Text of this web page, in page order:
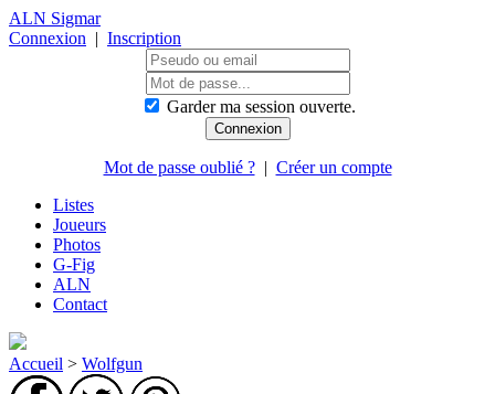
ALN Sigmar
Connexion | Inscription
Garder ma session ouverte.
Mot de passe oublié ?| Créer un compte
Listes
Joueurs
Photos
G-Fig
ALN
Contact
Accueil > Wolfgun